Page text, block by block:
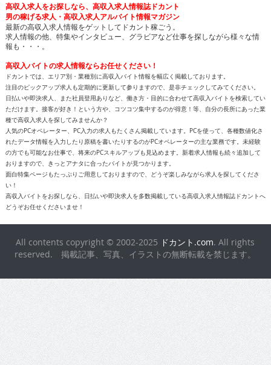
高収入求人をお探しなら、高収入求人情報誌ドカント
男の稼げる求人・高収入求人アルバイト情報マガジン
最新の高収入求人情報をゲットしてドカント稼ごう。
求人情報の他、特集やインタビュー、グラビアなど仕事を探しながら様々な情
報も・・・。
高収入バイトの求人情報ならお任せください！
ドカントでは、エリア別・業種別に高収入バイト情報を幅広く掲載しております。
注目のピックアップ求人も定期的に更新して参りますので、是非チェックしてみてください。
日払いや即決求人、また社員登用ありなど、働き方・目的に合わせて高収入バイトを検索してい
ただけます。接客が好き！という方や、コツコツ集中するのが得意！等、自分の長所にあった業
種で高収入求人を探してみませんか？
人気のPCオペレーター、PC入力の求人もたくさん掲載しています。PCを使って、各種数値化さ
れたデータ情報を入力したり原稿を書いたりするのがPCオペレーターの主な業務です。未経験
の方でも可能なお仕事で、将来のPCスキルアップも見込めます。新着求人情報も続々追加して
おりますので、きっとアナタに合ったバイトが見つかります。
面白特集ページもたっぷりご用意しておりますので、どうぞ楽しみながら求人を探してくださ
い！
高収入バイトをお探しなら、日払いや即決求人を多数掲載している高収入求人情報誌ドカントへ
どうぞお任せくださいませ！
All contents copyright © 2002-2025 ドカント.com. All rights
reserved. 掲載記事、写真、イラストの無断転載を禁じます。